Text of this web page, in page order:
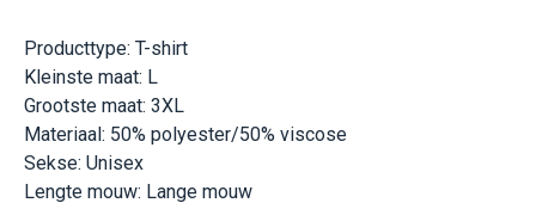
Producttype: T-shirt
Kleinste maat: L
Grootste maat: 3XL
Materiaal: 50% polyester/50% viscose
Sekse: Unisex
Lengte mouw: Lange mouw